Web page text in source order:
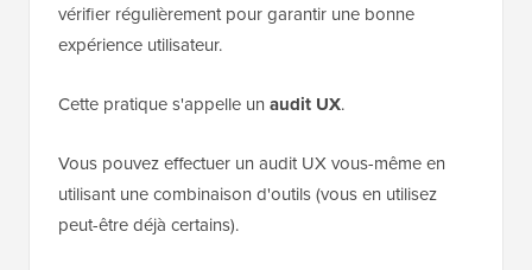
vérifier régulièrement pour garantir une bonne
expérience utilisateur.
Cette pratique s'appelle un audit UX.
Vous pouvez effectuer un audit UX vous-même en
utilisant une combinaison d'outils (vous en utilisez
peut-être déjà certains).